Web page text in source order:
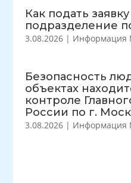
Как подать
подразделение
3.08.2026 | Информация
Безопасность
объектах
контроле
России по г.
3.08.2026 | Информация